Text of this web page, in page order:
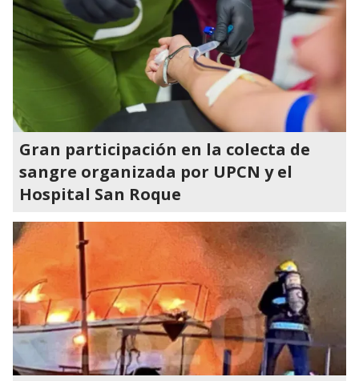
Gran participación en la colecta de
sangre organizada por UPCN y el
Hospital San Roque